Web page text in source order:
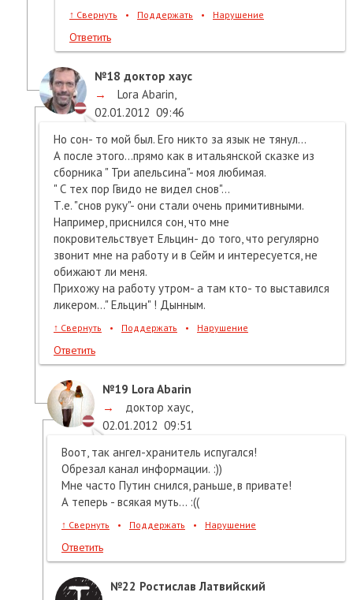
↑ Свернуть • Поддержать • Нарушение
Ответить
№18 доктор хаус
→
Lora Abarin
02.01.2012 09:46
Но сон- то мой был. Его никто за язык не тянул...
А после этого...прямо как в итальянской сказке из
сборника " Три апельсина"- моя любимая.
" С тех пор Гвидо не видел снов"...
Т.е. "снов руку"- они стали очень примитивными.
Например, приснился сон, что мне
покровительствует Ельцин- до того, что регулярно
звонит мне на работу и в Сейм и интересуется, не
обижают ли меня.
Прихожу на работу утром- а там кто- то выставился
ликером..." Ельцин" ! Дынным.
↑ Свернуть • Поддержать • Нарушение
Ответить
№19 Lora Abarin
→
доктор хаус
02.01.2012 09:51
Воот, так ангел-хранитель испугался!
Обрезал канал информации. :))
Мне часто Путин снился, раньше, в привате!
А теперь - всякая муть... :((
↑ Свернуть • Поддержать • Нарушение
Ответить
№22 Ростислав Латвийский